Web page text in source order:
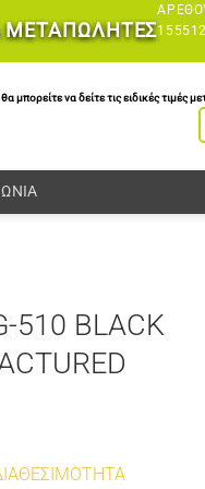
ΜΕΤΑΠΩΛΗΤΕΣ
να δείτε τις ειδικές τιμές
510 BLACK